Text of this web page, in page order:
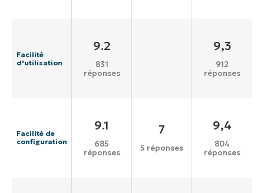
Facilité
d'utilisation
9.2
831
réponses
9,3
912
réponses
Facilité de
configuration
9.1
685
réponses
7
5 réponses
9,4
804
réponses